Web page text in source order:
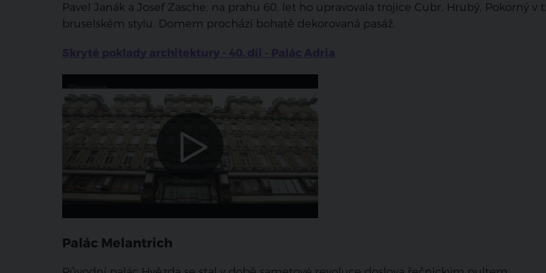
Pavel Janák a Josef Zasche, na prahu 60. let ho upravovala trojice Cubr, Hrubý, Pokorný v
bruselském stylu. Domem prochází bohatě dekorovaná pasáž.
Palác Melantrich